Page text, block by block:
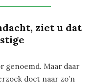
ziet u dat
genoemd. Maar daar
doet naar zo’n